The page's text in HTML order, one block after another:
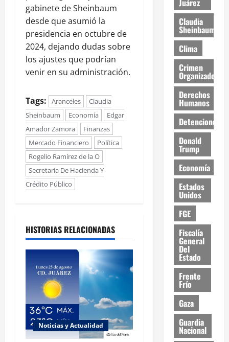
gabinete de Sheinbaum
desde que asumió la
presidencia en octubre de
2024, dejando dudas sobre
los ajustes que podrían
venir en su administración.
Tags: Aranceles
Claudia
Sheinbaum
Economía
Edgar
Amador Zamora
Finanzas
Mercado Financiero
Política
Rogelio Ramírez de la O
Secretaría De Hacienda Y
Crédito Público
HISTORIAS RELACIONADAS
Noticias y Actualidad
Juárez
Claudia
Sheinbaum
Clima
Crimen
Organizado
Derechos
Humanos
Detenciones
Donald
Trump
Economía
Estados
Unidos
FGE
Fiscalía
General
Del
Estado
Frente
Frío
Gaza
Guardia
Nacional